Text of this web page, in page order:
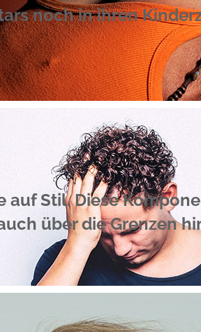
noch in ihren
Stil. Diese
über die Grenzen